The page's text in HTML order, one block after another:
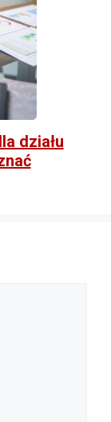
działu